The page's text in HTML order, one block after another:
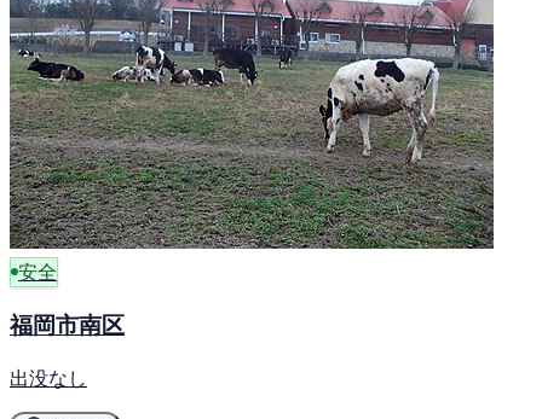
安全
福岡市南区
出没なし